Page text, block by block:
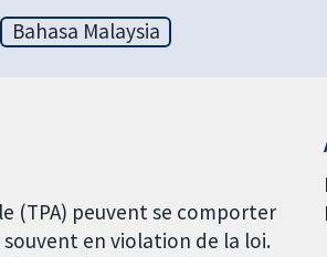
Bahasa Malaysia
(TPA) peuvent se comporter
en violation de la loi.